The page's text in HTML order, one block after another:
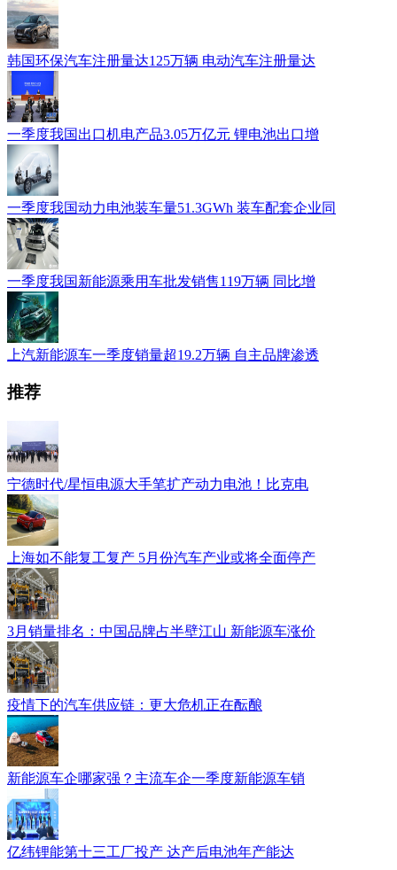
韩国环保汽车注册量达125万辆 电动汽车注册量达
一季度我国出口机电产品3.05万亿元 锂电池出口增
一季度我国动力电池装车量51.3GWh 装车配套企业同
一季度我国新能源乘用车批发销售119万辆 同比增
上汽新能源车一季度销量超19.2万辆 自主品牌渗透
推荐
宁德时代/星恒电源大手笔扩产动力电池！比克电
上海如不能复工复产 5月份汽车产业或将全面停产
3月销量排名：中国品牌占半壁江山 新能源车涨价
疫情下的汽车供应链：更大危机正在酝酿
新能源车企哪家强？主流车企一季度新能源车销
亿纬锂能第十三工厂投产 达产后电池年产能达